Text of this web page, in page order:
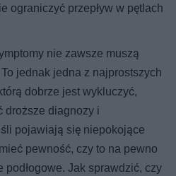
ograniczyć przepływ w pętlach
nie zawsze muszą
jednak jedna z najprostszych
dobrze jest wykluczyć,
droższe diagnozy i
pojawiają się niepokojące
pewność, czy to na pewno
Jak sprawdzić, czy